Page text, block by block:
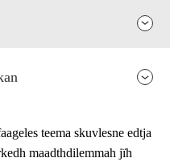
teema skuvlesne edtja
maadthdilemmah jïh